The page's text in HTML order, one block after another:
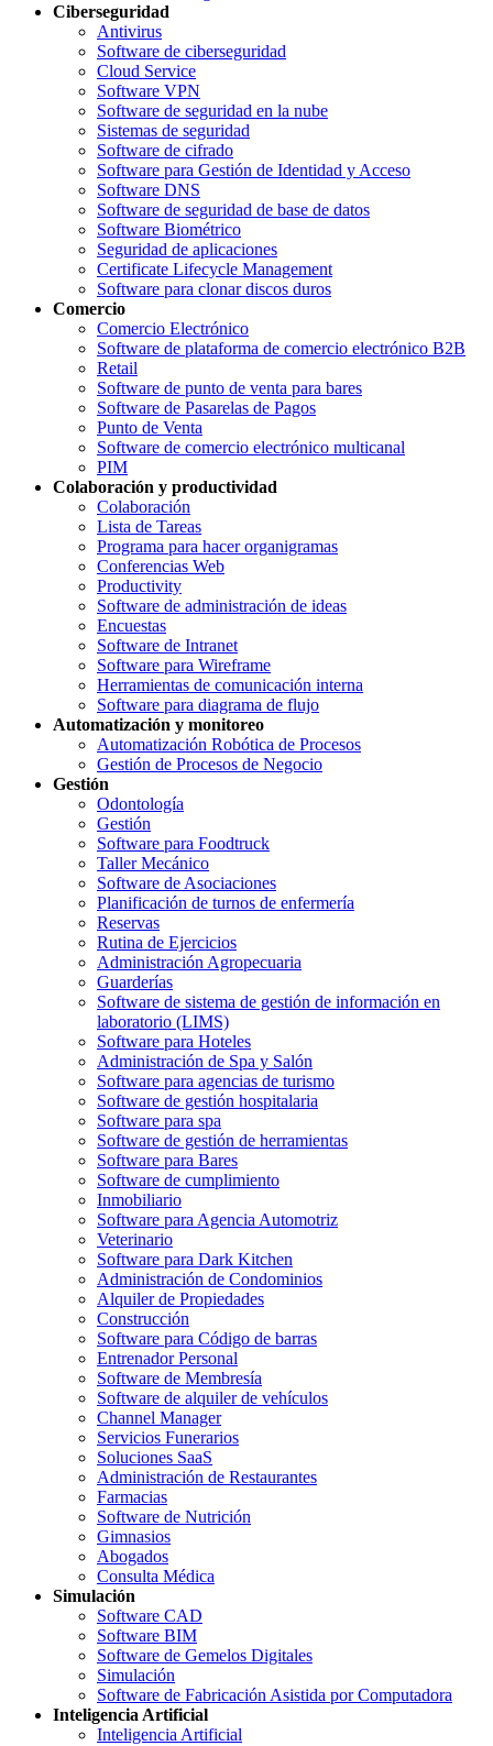
Ciberseguridad
Antivirus
Software de ciberseguridad
Cloud Service
Software VPN
Software de seguridad en la nube
Sistemas de seguridad
Software de cifrado
Software para Gestión de Identidad y Acceso
Software DNS
Software de seguridad de base de datos
Software Biométrico
Seguridad de aplicaciones
Certificate Lifecycle Management
Software para clonar discos duros
Comercio
Comercio Electrónico
Software de plataforma de comercio electrónico B2B
Retail
Software de punto de venta para bares
Software de Pasarelas de Pagos
Punto de Venta
Software de comercio electrónico multicanal
PIM
Colaboración y productividad
Colaboración
Lista de Tareas
Programa para hacer organigramas
Conferencias Web
Productivity
Software de administración de ideas
Encuestas
Software de Intranet
Software para Wireframe
Herramientas de comunicación interna
Software para diagrama de flujo
Automatización y monitoreo
Automatización Robótica de Procesos
Gestión de Procesos de Negocio
Gestión
Odontología
Gestión
Software para Foodtruck
Taller Mecánico
Software de Asociaciones
Planificación de turnos de enfermería
Reservas
Rutina de Ejercicios
Administración Agropecuaria
Guarderías
Software de sistema de gestión de información en
laboratorio (LIMS)
Software para Hoteles
Administración de Spa y Salón
Software para agencias de turismo
Software de gestión hospitalaria
Software para spa
Software de gestión de herramientas
Software para Bares
Software de cumplimiento
Inmobiliario
Software para Agencia Automotriz
Veterinario
Software para Dark Kitchen
Administración de Condominios
Alquiler de Propiedades
Construcción
Software para Código de barras
Entrenador Personal
Software de Membresía
Software de alquiler de vehículos
Channel Manager
Servicios Funerarios
Soluciones SaaS
Administración de Restaurantes
Farmacias
Software de Nutrición
Gimnasios
Abogados
Consulta Médica
Simulación
Software CAD
Software BIM
Software de Gemelos Digitales
Simulación
Software de Fabricación Asistida por Computadora
Inteligencia Artificial
Inteligencia Artificial